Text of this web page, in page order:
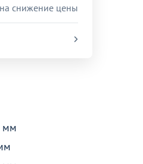
снижение цены
мм